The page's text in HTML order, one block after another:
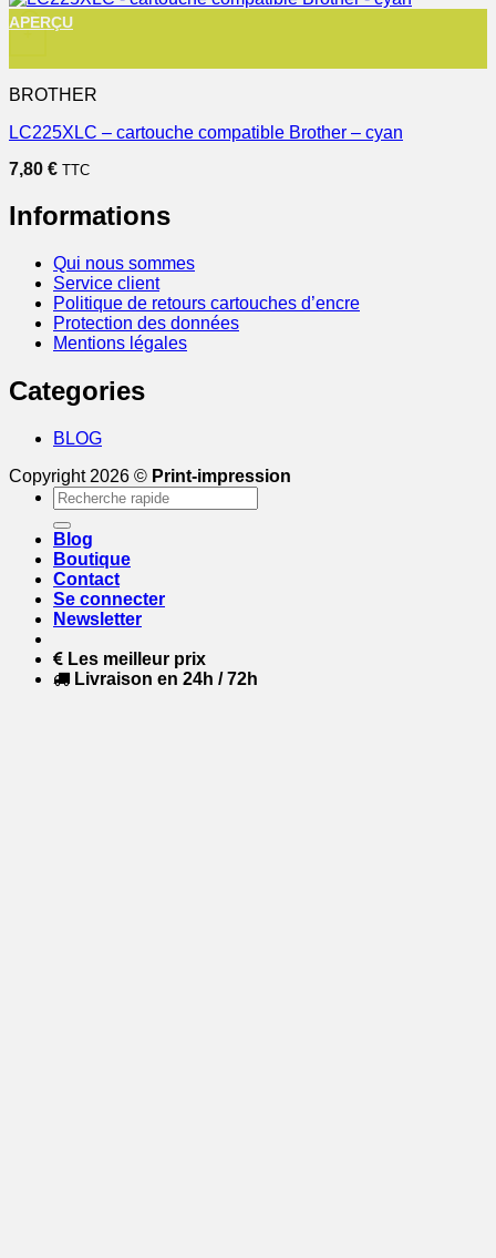
+
APERÇU
BROTHER
LC225XLC – cartouche compatible Brother – cyan
7,80 € TTC
Informations
Qui nous sommes
Service client
Politique de retours cartouches d’encre
Protection des données
Mentions légales
Categories
BLOG
Copyright 2026 © Print-impression
Recherche
pour :
Blog
Boutique
Contact
Se connecter
Newsletter
Les meilleur prix
Livraison en 24h / 72h